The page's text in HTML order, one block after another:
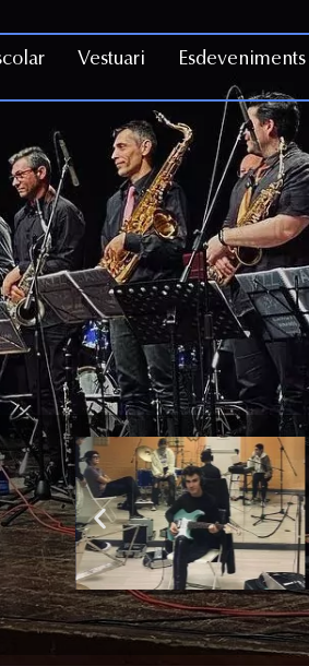
Vestuari Esdeveniments